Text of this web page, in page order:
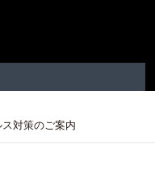
対策のご案内